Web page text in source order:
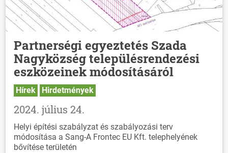
Partnerségi egyeztetés Szada
Nagyközség településrendezési
eszközeinek módosításáról
Hírek Hirdetmények
2024. július 24.
Helyi építési szabályzat és szabályozási terv
módosítása a Sang-A Frontec EU Kft. telephelyének
bővítése területén